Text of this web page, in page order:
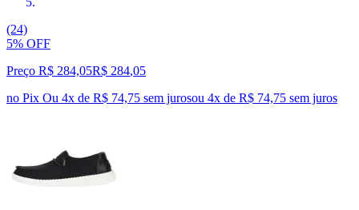
(24)
5% OFF
Preço R$ 284,05R$ 284,05
no Pix Ou 4x de R$ 74,75 sem jurosou 4x de R$ 74,75 sem juros